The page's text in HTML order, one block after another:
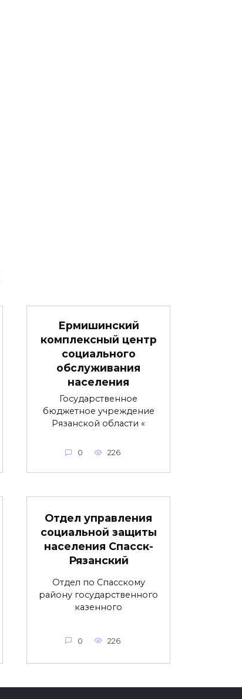
Ермишинский
комплексный центр
социального
обслуживания
населения
Государственное
бюджетное учреждение
Рязанской области «
0 226
Отдел управления
социальной защиты
населения Спасск-
Рязанский
Отдел по Спасскому
району государственного
казенного
0 226